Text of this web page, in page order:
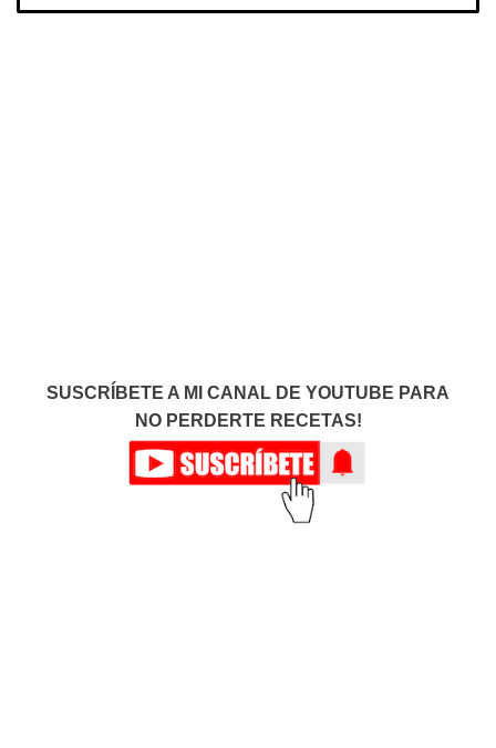
SUSCRÍBETE A MI CANAL DE YOUTUBE PARA
NO PERDERTE RECETAS!